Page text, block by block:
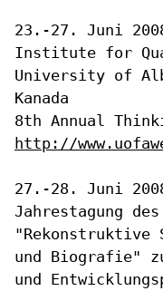
23.-27. Juni
Institute for
University of
Kanada
http://
Jahrestagung
"Rekonstruktive
und Biografie"
und